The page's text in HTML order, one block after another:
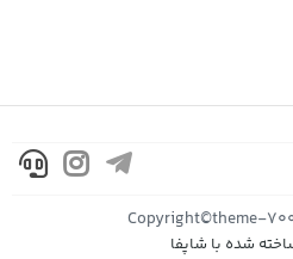
Copyright©theme-
شده با شاپفا